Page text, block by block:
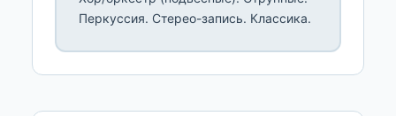
Перкуссия. Стерео-запись. Классика.